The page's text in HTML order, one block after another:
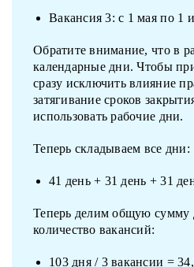
Вакансия 3: с 1 мая по 1
Обратите внимание, что в
календарные дни. Чтобы
сразу исключить влияние
затягивание сроков
использовать рабочие дни.
Теперь складываем все дни:
41 день + 31 день + 31
Теперь делим общую сумму
количество вакансий:
103 дня / 3 вакансии =